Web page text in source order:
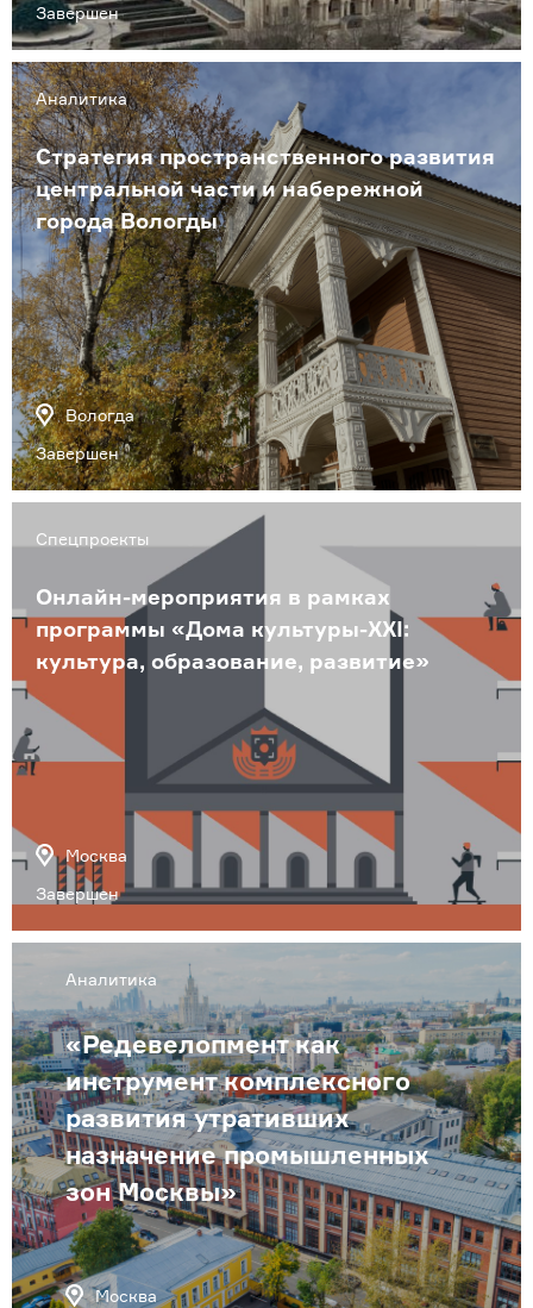
Завершен
Аналитика
Стратегия пространственного развития
центральной части и набережной
города Вологды
Вологда
Завершен
Спецпроекты
Онлайн-мероприятия в рамках
программы «Дома культуры-XXI:
культура, образование, развитие»
Москва
Завершен
Аналитика
«Редевелопмент как
инструмент комплексного
развития утративших
назначение промышленных
зон Москвы»
Москва